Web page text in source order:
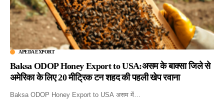
APEDA EXPORT
Baksa ODOP Honey Export to USA:असम के बाक्सा जिले से
अमेरिका के लिए 20 मीट्रिक टन शहद की पहली खेप रवाना
Baksa ODOP Honey Export to USA असम में…